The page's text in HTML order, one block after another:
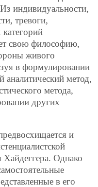
индивидуальности,
тревоги,
свою философию,
живого
в формулировании
метод,
метода,
других
и
Однако
в его